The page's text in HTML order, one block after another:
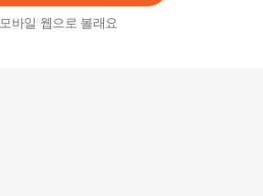
모바일 웹으로 볼래요